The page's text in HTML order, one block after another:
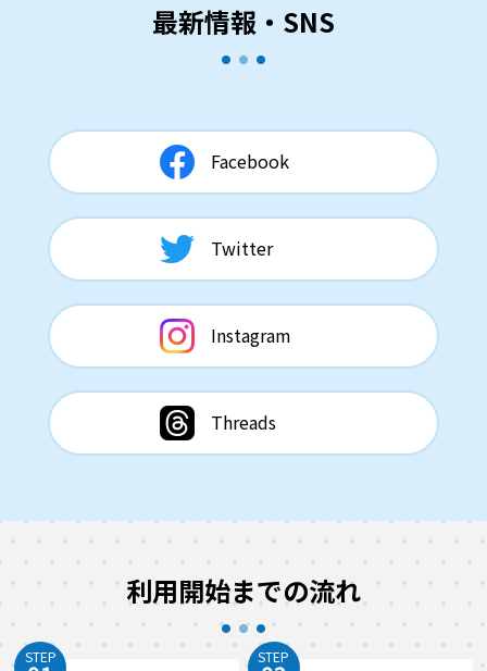
最新情報・SNS
Facebook
Twitter
Instagram
Threads
利用開始までの流れ
STEP STEP